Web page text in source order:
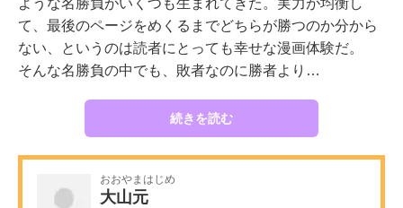
ような名勝負がいくつも生まれてきた。実力が均衡し
て、最後のページをめくるまでどちらが勝つのか分から
ない、というのは読者にとっても幸せな漫画体験だ。
そんな名勝負の中でも、敗者なのに勝者より…
続きを読む
おおやまはじめ
大山元